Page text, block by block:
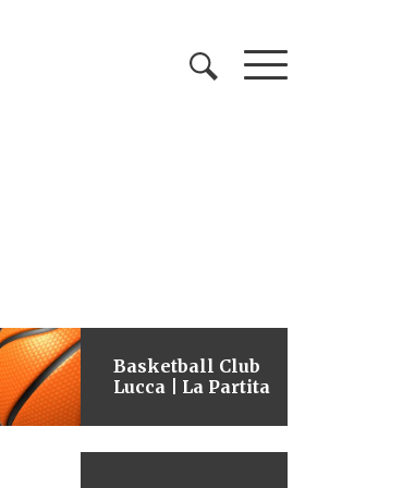
Basketball Club
Lucca | La Partita